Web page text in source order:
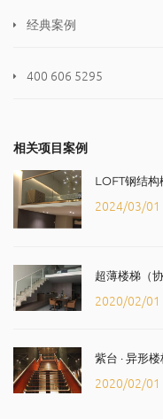
经典案例
400 606 5295
相关项目案例
LOFT钢结
2024/03/01
超薄楼梯（
2020/02/01
紫台 · 异形
2020/02/01